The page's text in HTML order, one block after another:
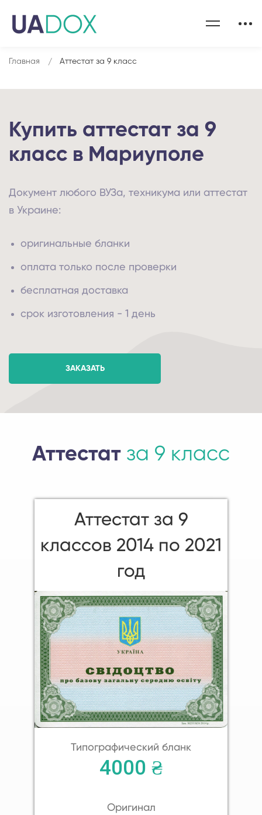
Главная Аттестат за 9 класс
Купить аттестат за 9
класс в Мариуполе
Документ любого ВУЗа, техникума или аттестат
в Украине:
оригинальные бланки
оплата только после проверки
бесплатная доставка
срок изготовления - 1 день
ЗАКАЗАТЬ
Аттестат за 9 класс
Аттестат за 9
классов 2014 по 2021
год
Типографический бланк
4000 ₴
Оригинал